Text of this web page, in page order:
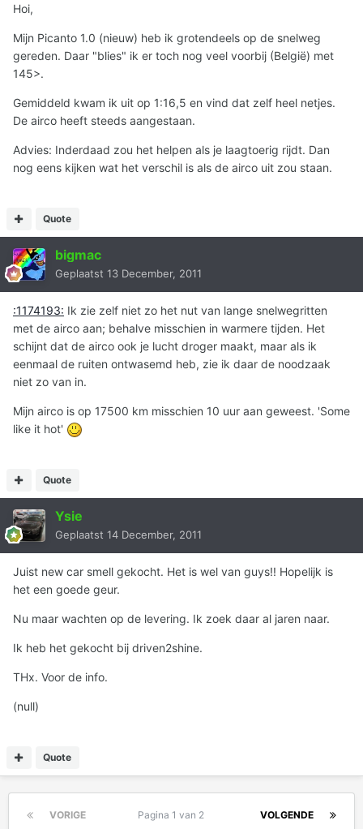
Hoi,
Mijn Picanto 1.0 (nieuw) heb ik grotendeels op de snelweg
gereden. Daar "blies" ik er toch nog veel voorbij (België) met
145>.
Gemiddeld kwam ik uit op 1:16,5 en vind dat zelf heel netjes.
De airco heeft steeds aangestaan.
Advies: Inderdaad zou het helpen als je laagtoerig rijdt. Dan
nog eens kijken wat het verschil is als de airco uit zou staan.
Quote
bigmac
Geplaatst 13 December, 2011
:1174193: Ik zie zelf niet zo het nut van lange snelwegritten
met de airco aan; behalve misschien in warmere tijden. Het
schijnt dat de airco ook je lucht droger maakt, maar als ik
eenmaal de ruiten ontwasemd heb, zie ik daar de noodzaak
niet zo van in.
Mijn airco is op 17500 km misschien 10 uur aan geweest. 'Some
like it hot'
Quote
Ysie
Geplaatst 14 December, 2011
Juist new car smell gekocht. Het is wel van guys!! Hopelijk is
het een goede geur.
Nu maar wachten op de levering. Ik zoek daar al jaren naar.
Ik heb het gekocht bij driven2shine.
THx. Voor de info.
(null)
Quote
VORIGE VOLGENDE
Pagina 1 van 2